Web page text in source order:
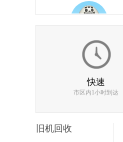
186****0977
快速
市区内1小时到达
旧机回收